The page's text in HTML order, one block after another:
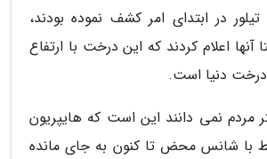
در ابتدای امر کشف نموده بودند،
اعلام کردند که این درخت با ارتفاع
مردم نمی دانند این است که هایپریون
با شانس محض تا کنون به جای مانده